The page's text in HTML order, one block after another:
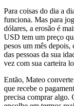
Para coisas do dia a
funciona. Mas para
dólares, a erosão é
USD tem um preço
pesos um mês depois,
das pessoas da sua
vez com sua carteira
Então, Mateo
que recebe o
precisa comprar algo.